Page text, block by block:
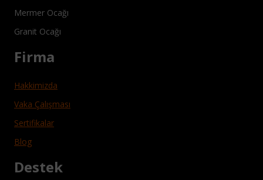
Mermer Ocağı
Granit Ocağı
Firma
Hakkimizda
Vaka Çalışması
Sertifikalar
Blog
Destek